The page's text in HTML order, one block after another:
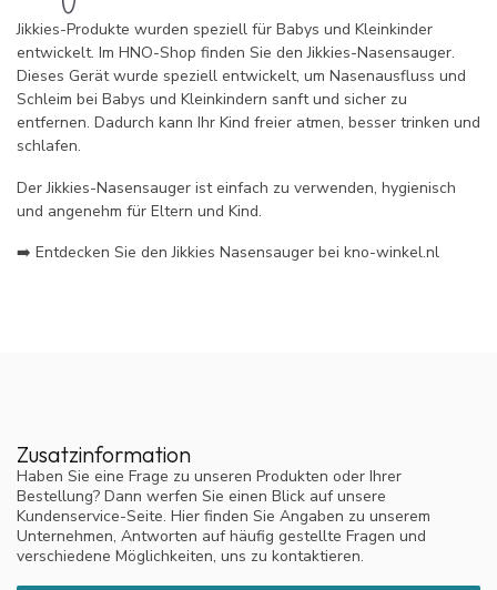
Jikkies-Produkte wurden speziell für Babys und Kleinkinder
entwickelt. Im HNO-Shop finden Sie den Jikkies-Nasensauger.
Dieses Gerät wurde speziell entwickelt, um Nasenausfluss und
Schleim bei Babys und Kleinkindern sanft und sicher zu
entfernen. Dadurch kann Ihr Kind freier atmen, besser trinken und
schlafen.
Der Jikkies-Nasensauger ist einfach zu verwenden, hygienisch
und angenehm für Eltern und Kind.
➡️ Entdecken Sie den Jikkies Nasensauger bei kno-winkel.nl
Zusatzinformation
Haben Sie eine Frage zu unseren Produkten oder Ihrer
Bestellung? Dann werfen Sie einen Blick auf unsere
Kundenservice-Seite. Hier finden Sie Angaben zu unserem
Unternehmen, Antworten auf häufig gestellte Fragen und
verschiedene Möglichkeiten, uns zu kontaktieren.